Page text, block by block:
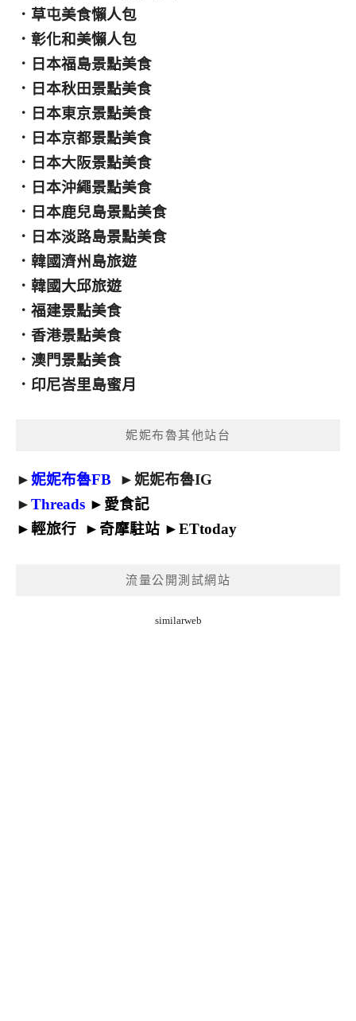
． 草屯美食懶人包
． 彰化和美懶人包
． 日本福島景點美食
． 日本秋田景點美食
． 日本東京景點美食
． 日本京都景點美食
． 日本大阪景點美食
． 日本沖繩景點美食
． 日本鹿兒島景點美食
． 日本淡路島景點美食
． 韓國濟州島旅遊
． 韓國大邱旅遊
． 福建景點美食
． 香港景點美食
． 澳門景點美食
． 印尼峇里島蜜月
妮妮布魯其他站台
►妮妮布魯FB ►妮妮布魯IG
►Threads ► 愛食記
►輕旅行 ► 奇摩駐站 ►ETtoday
流量公開測試網站
similarweb